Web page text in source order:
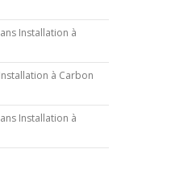
Installation à
Installation à Carbon
Installation à